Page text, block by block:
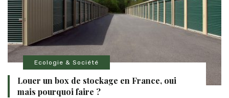
Ecologie & Société
Louer un box de stockage en France, oui
mais pourquoi faire ?